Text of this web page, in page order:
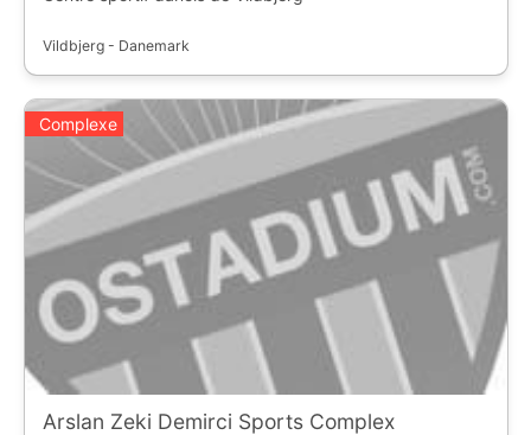
Vildbjerg - Danemark
Complexe
Arslan Zeki Demirci Sports Complex